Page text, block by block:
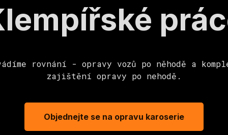
rovnání - opravy vozů po něhodě a
zajištění opravy po nehodě.
Objednejte se na opravu karoserie